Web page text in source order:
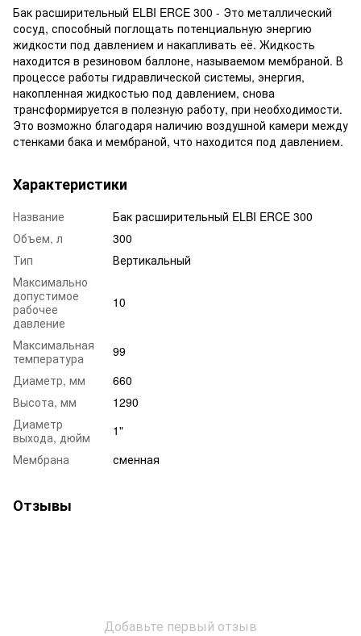
Бак расширительный ELBI ERCE 300 - Это металлический
сосуд, способный поглощать потенциальную энергию
жидкости под давлением и накапливать её. Жидкость
находится в резиновом баллоне, называемом мембраной. В
процессе работы гидравлической системы, энергия,
накопленная жидкостью под давлением, снова
трансформируется в полезную работу, при необходимости.
Это возможно благодаря наличию воздушной камери между
стенками бака и мембраной, что находится под давлением.
Характеристики
Название
Бак расширительный ELBI ERCE 300
Объем, л
300
Тип
Вертикальный
Максимально
допустимое
рабочее
давление
10
Максимальная
температура
99
Диаметр, мм
660
Высота, мм
1290
Диаметр
выхода, дюйм
1"
Мембрана
сменная
Отзывы
Добавьте первый отзыв